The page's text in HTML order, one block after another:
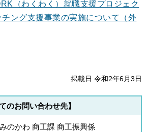
（わくわく）就職支援プロジェク
チング支援事業の実施について（外
掲載日 令和2年6月3日
のお問い合わせ先】
のかわ 商工課 商工振興係